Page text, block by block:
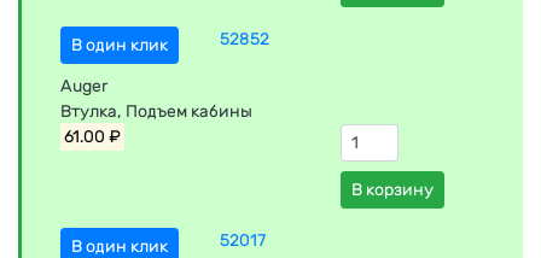
В один клик 52852
Auger
Втулка, Подъем кабины
61.00 ₽
В корзину
В один клик 52017